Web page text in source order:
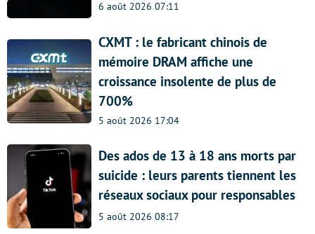
6 août 2026 07:11
CXMT : le fabricant chinois de
mémoire DRAM affiche une
croissance insolente de plus de
700%
5 août 2026 17:04
Des ados de 13 à 18 ans morts par
suicide : leurs parents tiennent les
réseaux sociaux pour responsables
5 août 2026 08:17